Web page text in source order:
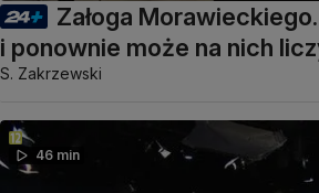
Załoga
i ponownie może na nich
S. Zakrzewski
46 min